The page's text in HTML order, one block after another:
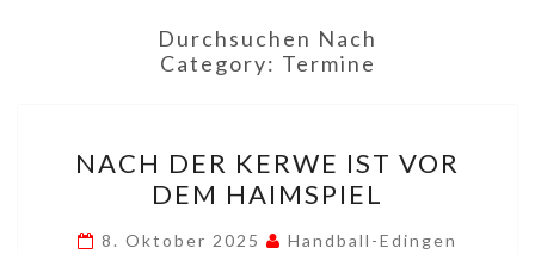
Durchsuchen Nach
Category: Termine
DER
KERWE
IST
NACH DER KERWE IST VOR
DEM HAIMSPIEL
8. Oktober 2025 Handball-Edingen